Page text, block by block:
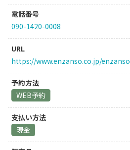
電話番号
090-1420-0008
URL
https://www.enzanso.co.jp/enzanso
予約方法
WEB予約
支払い方法
現金